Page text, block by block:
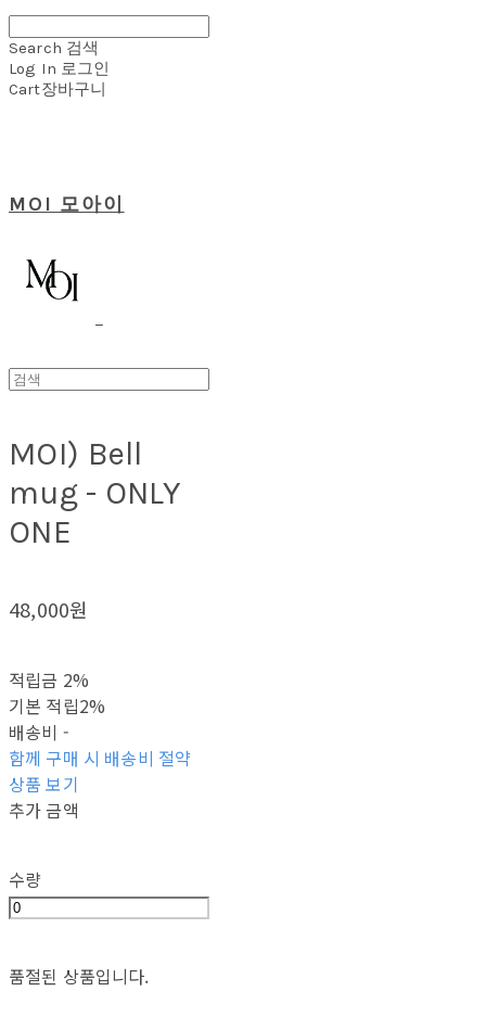
Search 검색
Log In 로그인
Cart장바구니
MOI 모아이
MOI) Bell
mug - ONLY
ONE
48,000원
적립금 2%
기본 적립2%
배송비 -
함께 구매 시 배송비 절약
상품 보기
추가 금액
수량
품절된 상품입니다.